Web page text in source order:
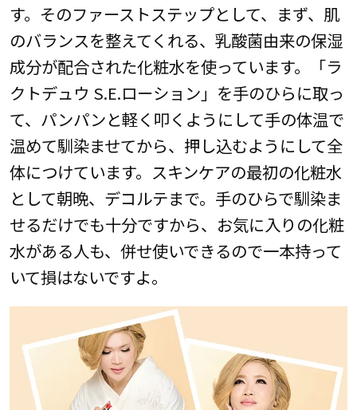
す。そのファーストステップとして、まず、肌
のバランスを整えてくれる、乳酸菌由来の保湿
成分が配合された化粧水を使っています。「ラ
クトデュウ S.E.ローション」を手のひらに取っ
て、パンパンと軽く叩くようにして手の体温で
温めて馴染ませてから、押し込むようにして全
体につけています。スキンケアの最初の化粧水
として朝晩、デコルテまで。手のひらで馴染ま
せるだけでも十分ですから、お気に入りの化粧
水がある人も、併せ使いできるので一本持って
いて損はないですよ。